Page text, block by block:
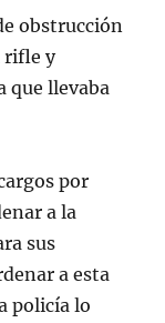
obstrucción
rifle y
que llevaba
por
a la
sus
a esta
policía lo